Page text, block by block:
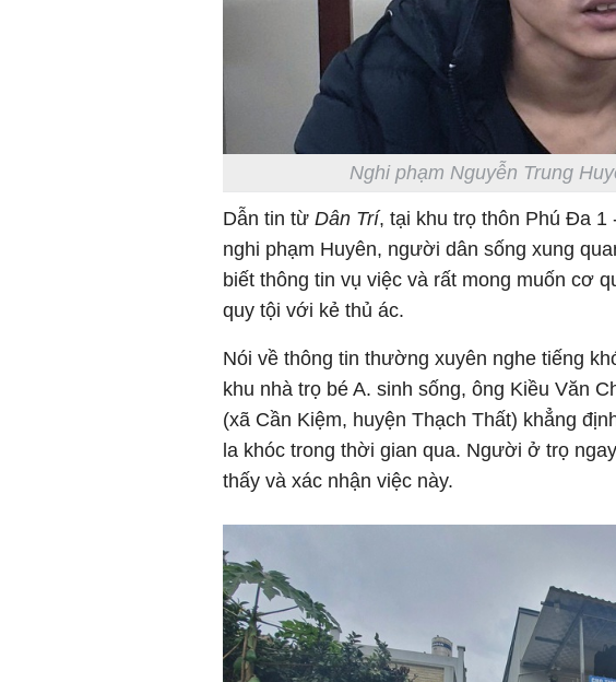
Nghi phạm Nguyễn Trung
Dẫn tin từ Dân Trí, tại khu trọ thôn Phú Đa 1
nghi phạm Huyên, người dân sống xung
biết thông tin vụ việc và rất mong muốn cơ
quy tội với kẻ thủ ác.
Nói về thông tin thường xuyên nghe tiếng
khu nhà trọ bé A. sinh sống, ông Kiều Văn
(xã Cần Kiệm, huyện Thạch Thất) khẳng
la khóc trong thời gian qua. Người ở trọ
thấy và xác nhận việc này.